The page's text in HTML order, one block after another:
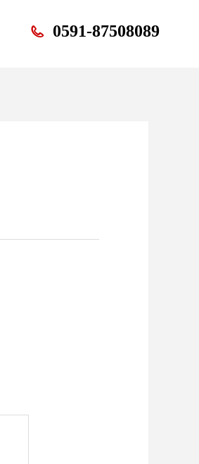
0591-87508089